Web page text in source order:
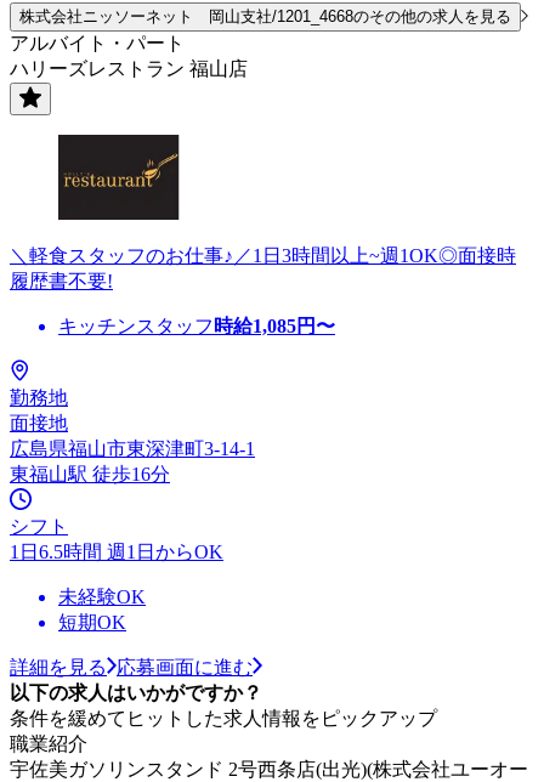
株式会社ニッソーネット 岡山支社/1201_4668のその他の求人を見る
アルバイト・パート
ハリーズレストラン 福山店
＼軽食スタッフのお仕事♪／1日3時間以上~週1OK◎面接時
履歴書不要!
キッチンスタッフ 時給1,085円〜
勤務地
面接地
広島県福山市東深津町3-14-1
東福山駅 徒歩16分
シフト
1日6.5時間 週1日からOK
未経験OK
短期OK
詳細を見る
応募画面に進む
以下の求人はいかがですか？
条件を緩めてヒットした求人情報をピックアップ
職業紹介
宇佐美ガソリンスタンド 2号西条店(出光)(株式会社ユーオー